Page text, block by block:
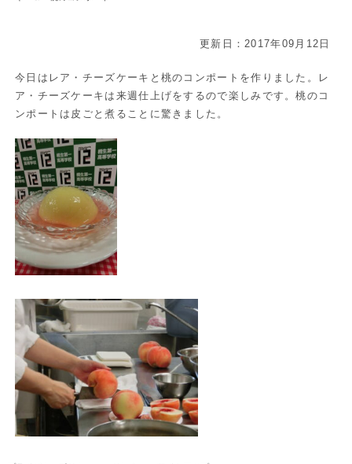
更新日：2017年09月12日
今日はレア・チーズケーキと桃のコンポートを作りました。レ
ア・チーズケーキは来週仕上げをするので楽しみです。桃のコ
ンポートは皮ごと煮ることに驚きました。